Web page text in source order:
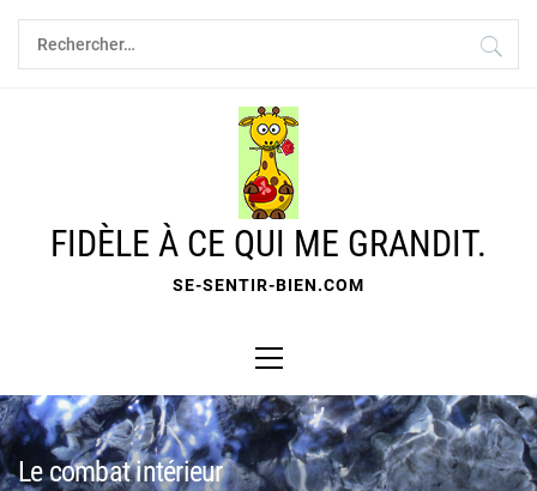
Skip
content
Rechercher :
FIDÈLE À CE QUI ME GRANDIT.
SE-SENTIR-BIEN.COM
Menu
Le combat intérieur